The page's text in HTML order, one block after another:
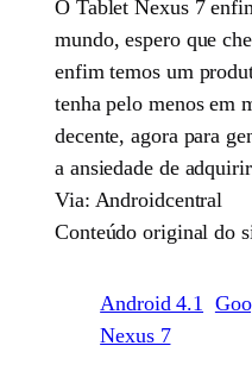
O Tablet Nexus 7
mundo, espero que
enfim temos um
tenha pelo menos em
decente, agora para
a ansiedade de
Via: Androidcentral
Conteúdo original do
Android 4.1
Nexus 7